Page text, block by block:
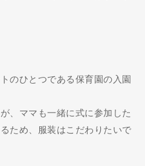
のひとつである保育園の入園
、ママも一緒に式に参加した
ため、服装はこだわりたいで